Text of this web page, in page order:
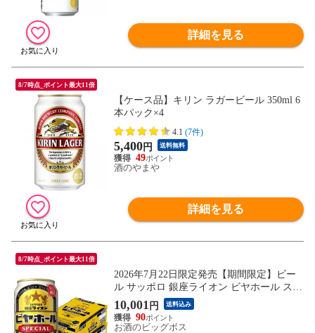
詳細を見る
8/7時点_ポイント最大11倍
【ケース品】キリン ラガービール 350ml 6
本パック×4
4.1 (7件)
5,400円 送料無料
49
酒のやまや
詳細を見る
8/7時点_ポイント最大11倍
2026年7月22日限定発売【期間限定】ビー
ル サッポロ 銀座ライオン ビヤホール スペ
シャル 350ml×2ケース/48本《048》『IA
S』【本州のみ 送料無料】
10,001 円 送料込み
90
お酒のビッグボス